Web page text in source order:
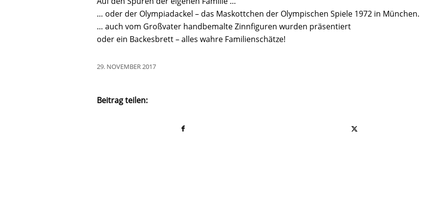
… oder der Olympiadackel – das Maskottchen der Olympischen Spiele 1972 in München.
… auch vom Großvater handbemalte Zinnfiguren wurden präsentiert
oder ein Backesbrett – alles wahre Familienschätze!
29. NOVEMBER 2017
Beitrag teilen: